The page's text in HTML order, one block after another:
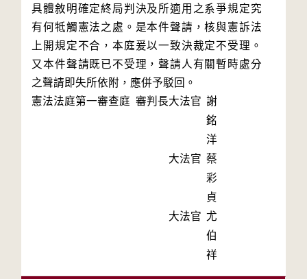
具體敘明確定終局判決及所適用之系爭規定究
有何牴觸憲法之處。是本件聲請，核與憲訴法
上開規定不合，本庭爰以一致決裁定不受理。
又本件聲請既已不受理，聲請人有關暫時處分
之聲請即失所依附，應併予駁回。
憲法法庭第一審查庭 審判長大法官 謝
銘
洋
大法官 蔡
彩
貞
大法官 尤
伯
祥